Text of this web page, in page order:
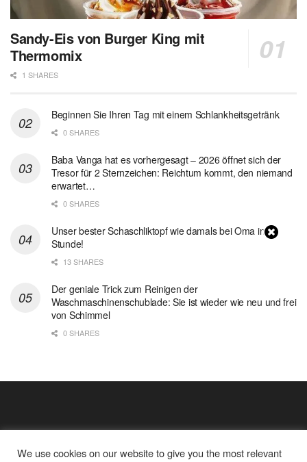
Sandy-Eis von Burger King mit
Thermomix
1 SHARES
Beginnen Sie Ihren Tag mit einem Schlankheitsgetränk
0 SHARES
Baba Vanga hat es vorhergesagt – 2026 öffnet sich der
Tresor für 2 Sternzeichen: Reichtum kommt, den niemand
erwartet…
0 SHARES
Unser bester Schaschliktopf wie damals bei Oma in 1
Stunde!
13 SHARES
Der geniale Trick zum Reinigen der
Waschmaschinenschublade: Sie ist wieder wie neu und frei
von Schimmel
0 SHARES
We use cookies on our website to give you the most relevant